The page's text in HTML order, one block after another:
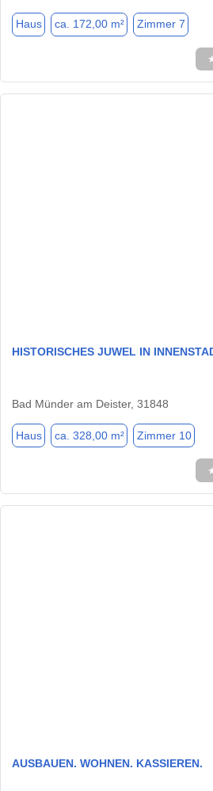
Haus ca. 172,00 m² Zimmer 7
HISTORISCHES JUWEL IN
Bad Münder am Deister, 31848
Haus ca. 328,00 m² Zimmer 10
AUSBAUEN. WOHNEN. KASSIEREN.